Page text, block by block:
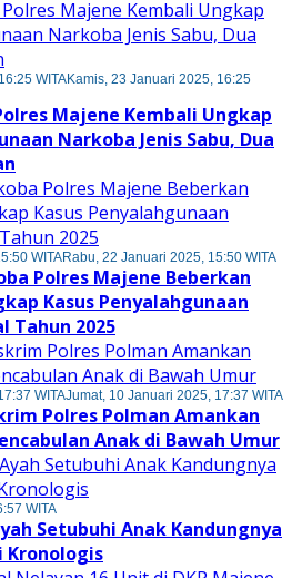
WITAKamis, 23 Januari 2025, 16:25
Majene Kembali Ungkap
Narkoba Jenis Sabu, Dua
WITARabu, 22 Januari 2025, 15:50 WITA
Polres Majene Beberkan
Kasus Penyalahgunaan
Tahun 2025
WITAJumat, 10 Januari 2025, 17:37 WITA
Polres Polman Amankan
Anak di Bawah Umur
WITA
Setubuhi Anak Kandungnya
Kronologis